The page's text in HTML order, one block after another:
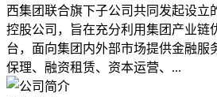
西集团联合旗下子公司共同发起设立
控股公司，旨在充分利用集团产业链
台，面向集团内外部市场提供金融服
保理、融资租赁、资本运营、...